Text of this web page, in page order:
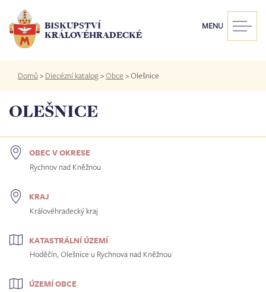
hlavnímu
obsahu
BISKUPSTVÍ
KRÁLOVÉHRADECKÉ
MENU
Drobečková
navigace
Domů > Diecézní katalog>Obce >Olešnice
OLEŠNICE
OBEC V OKRESE
Rychnov nad Kněžnou
KRAJ
Královéhradecký kraj
KATASTRÁLNÍ ÚZEMÍ
Hoděčín, Olešnice u Rychnova nad Kněžnou
ÚZEMÍ OBCE